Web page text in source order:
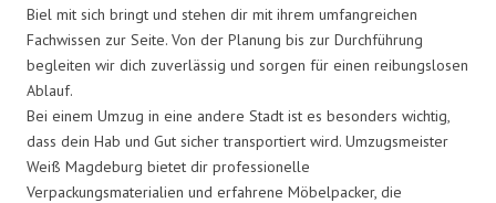
Biel mit sich bringt und stehen dir mit ihrem umfangreichen
Fachwissen zur Seite. Von der Planung bis zur Durchführung
begleiten wir dich zuverlässig und sorgen für einen reibungslosen
Ablauf.
Bei einem Umzug in eine andere Stadt ist es besonders wichtig,
dass dein Hab und Gut sicher transportiert wird. Umzugsmeister
Weiß Magdeburg bietet dir professionelle
Verpackungsmaterialien und erfahrene Möbelpacker, die